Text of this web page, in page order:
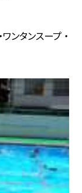
ンタンスープ ・